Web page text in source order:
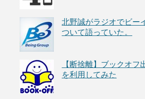
北野誠がラジオでビー
ついて語っていた。
【断捨離】ブックオフ
を利用してみた